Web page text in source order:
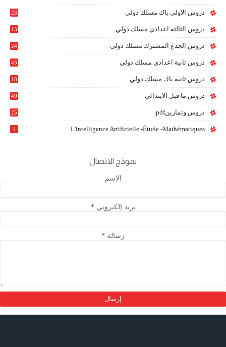
دروس الاولى باك مسلك دولي
23
دروس الثالثة اعدادي مسلك دولي
13
دروس الجدع المشترك مسلك دولي
24
دروس ثانية اعدادي مسلك دولي 43
دروس ثانية باك مسلك دولي
18
دروس ما قبل الابتدائي 49
دروس وتمارينpdf 25
L'intelligence Artificielle -étude -mathématiques.
1
نموذج الاتصال
الاسم
بريد إلكتروني*
رسالة *